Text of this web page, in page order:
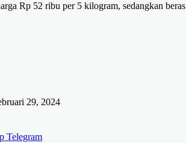
Rp 52 ribu per 5 kilogram, sedangkan
29, 2024
Telegram